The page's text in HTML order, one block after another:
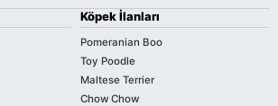
Köpek İlanları
Pomeranian Boo
Toy Poodle
Maltese Terrier
Chow Chow